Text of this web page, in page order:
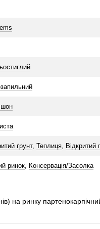
ґрунт, Теплиця, Відкритий
ринок, Консервація/Засолка
на ринку